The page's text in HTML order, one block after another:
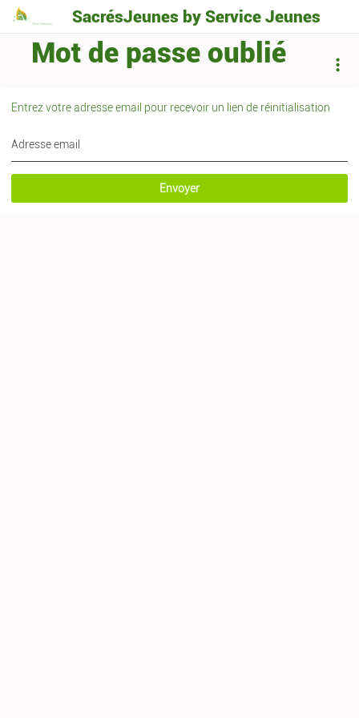
SacrésJeunes by Service Jeunes
Mot de passe oublié
Entrez votre adresse email pour recevoir un lien de réinitialisation
Adresse email
Envoyer